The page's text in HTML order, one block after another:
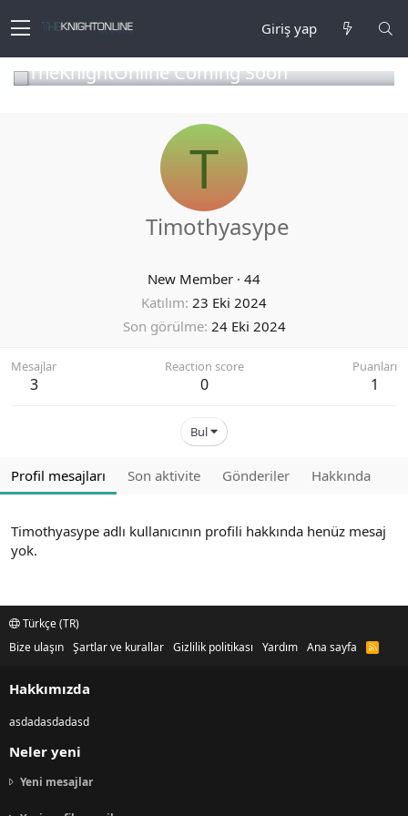
Giriş yap
TheKnightOnline Coming Soon
T
Timothyasype
New Member · 44
Katılım 23 Eki 2024
Son görülme 24 Eki 2024
Mesajlar
3
Reaction score
0
Puanları
1
Bul
Profil mesajları Son aktivite Gönderiler Hakkında
Timothyasype adlı kullanıcının profili hakkında henüz mesaj
yok.
Türkçe (TR)
Bize ulaşın Şartlar ve kurallar Gizlilik politikası Yardım Ana sayfa
R
Hakkımızda
asdadasdadasd
Neler yeni
Yeni mesajlar